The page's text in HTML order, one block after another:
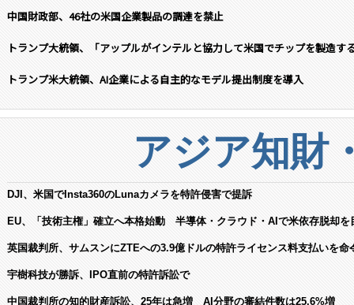
中国財政部、46社の米国企業製品の調達を禁止
トランプ大統領、「アップルがインテルと協力して米国でチップを製造す
トランプ米大統領、AI企業による自主的なモデル提出制度を導入
アジア知財
DJI、米国でInsta360のLunaカメラを特許侵害で提訴
EU、「技術主権」確立へ本格始動 半導体・クラウド・AIで米依存脱却を
英国裁判所、サムスンにZTEへの3.9億ドルの特許ライセンス料支払いを命
宇樹科技が勝訴、IPO直前の特許訴訟で
中国裁判所の知的財産訴訟、25年は急増 AI分野の審結件数は25.6%増